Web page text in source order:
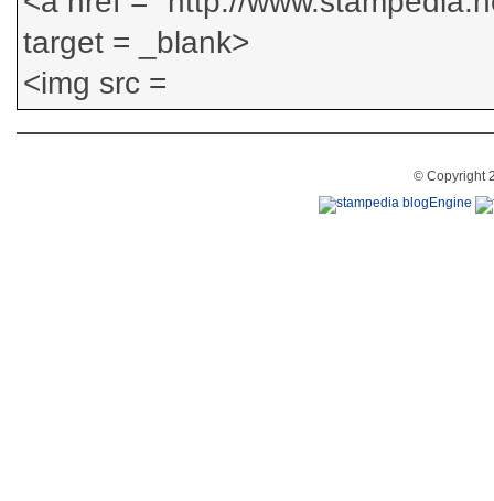
© Copyright